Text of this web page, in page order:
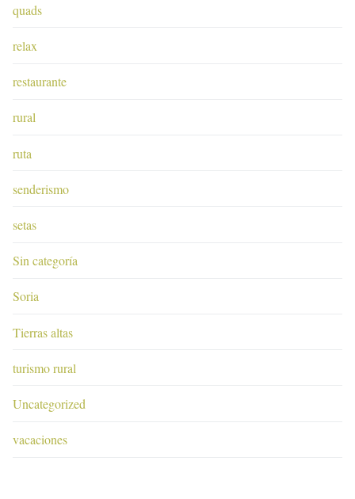
quads
relax
restaurante
rural
ruta
senderismo
setas
Sin categoría
Soria
Tierras altas
turismo rural
Uncategorized
vacaciones